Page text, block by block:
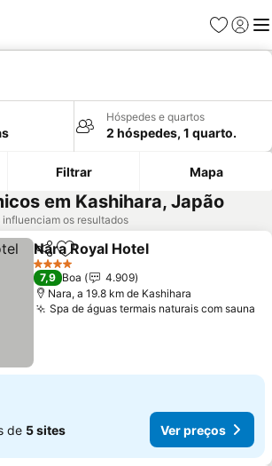
Favoritos
Iniciar
Hóspedes e quartos
2 hóspedes, 1 quarto.
Filtrar Mapa
em Kashihara, Japão
os resultados
PartilharAdicionar aos favoritos
Nara Royal Hotel
4 Estrelas
7,9 Boa
4.909
Nara, a 19.8 km de Kashihara
Spa de águas termais naturais com sauna
de 5 sites Ver preços